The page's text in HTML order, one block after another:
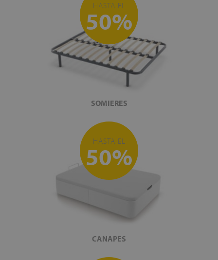
HASTA EL
50%
SOMIERES
HASTA EL
50%
CANAPES